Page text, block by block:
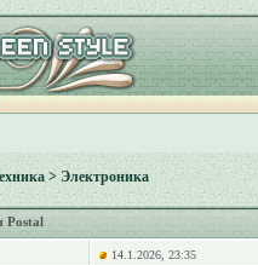
>Электроника
Postal
14.1.2026, 23:35